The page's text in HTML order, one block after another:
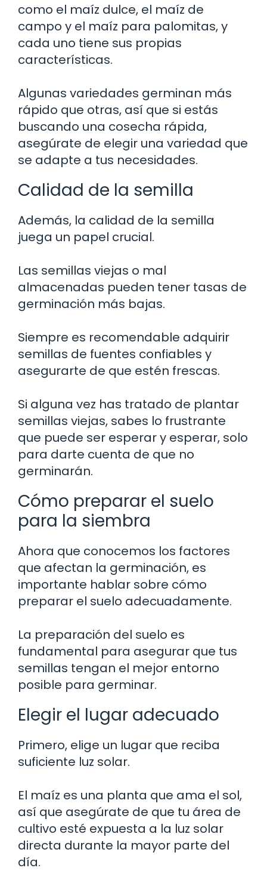
como el maíz dulce, el maíz de
campo y el maíz para palomitas, y
cada uno tiene sus propias
características.
Algunas variedades germinan más
rápido que otras, así que si estás
buscando una cosecha rápida,
asegúrate de elegir una variedad que
se adapte a tus necesidades.
Calidad de la semilla
Además, la calidad de la semilla
juega un papel crucial.
Las semillas viejas o mal
almacenadas pueden tener tasas de
germinación más bajas.
Siempre es recomendable adquirir
semillas de fuentes confiables y
asegurarte de que estén frescas.
Si alguna vez has tratado de plantar
semillas viejas, sabes lo frustrante
que puede ser esperar y esperar, solo
para darte cuenta de que no
germinarán.
Cómo preparar el suelo
para la siembra
Ahora que conocemos los factores
que afectan la germinación, es
importante hablar sobre cómo
preparar el suelo adecuadamente.
La preparación del suelo es
fundamental para asegurar que tus
semillas tengan el mejor entorno
posible para germinar.
Elegir el lugar adecuado
Primero, elige un lugar que reciba
suficiente luz solar.
El maíz es una planta que ama el sol,
así que asegúrate de que tu área de
cultivo esté expuesta a la luz solar
directa durante la mayor parte del
día.